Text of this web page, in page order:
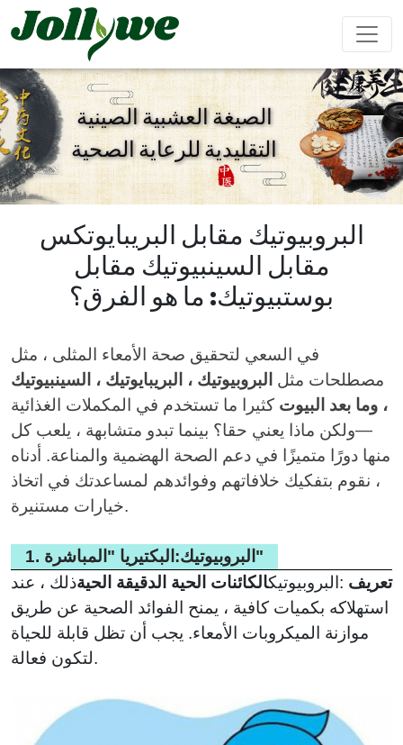
تخفيف
الإمساك
مكمل
غذائي
مكملات
التجميل
تحسين
المناعة
تعزيز
الذكور
المحافظة
على القلب
والأوعية
الدموية
تحسين
مكملات
للأطفال
لزيادة
كعكة إيجيو
حبوب كبسولات مشروب بودرة
مشروب سائل أكياس الشاي حلوى الجيلي
الصيغة العشبية الصينية
التقليدية للرعاية الصحية
البروبيوتيك مقابل البريبايوتكس
مقابل السينبيوتيك مقابل
بوستبيوتيك: ما هو الفرق؟
في السعي لتحقيق صحة الأمعاء المثلى ، مثل
مصطلحات مثل البروبيوتيك ، البريبايوتيك ، السينبيوتيك
، وما بعد البيوت كثيرا ما تستخدم في المكملات الغذائية
—ولكن ماذا يعني حقا؟ بينما تبدو متشابهة ، يلعب كل
منها دورًا متميزًا في دعم الصحة الهضمية والمناعة. أدناه
، نقوم بتفكيك خلافاتهم وفوائدهم لمساعدتك في اتخاذ
خيارات مستنيرة.
1. البروبيوتيك:البكتيريا "المباشرة"
تعريف :البروبيوتيكالكائنات الحية الدقيقة الحيةذلك ، عند
استهلاكه بكميات كافية ، يمنح الفوائد الصحية عن طريق
موازنة الميكروبات الأمعاء. يجب أن تظل قابلة للحياة
لتكون فعالة.